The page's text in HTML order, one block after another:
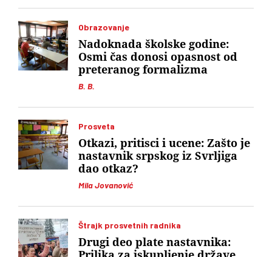
Obrazovanje
B. B.
Nadoknada školske godine:
Osmi čas donosi opasnost od
preteranog formalizma
Prosveta
Mila Jovanović
Otkazi, pritisci i ucene: Zašto je
nastavnik srpskog iz Svrljiga
dao otkaz?
Štrajk prosvetnih radnika
Drugi deo plate nastavnika: